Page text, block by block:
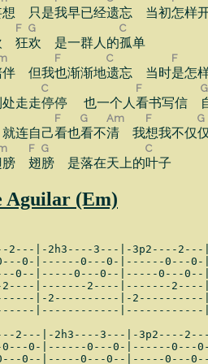
想 只是我早已经遗忘 当初怎样
F
狂
G
欢 是一群人的
C
孤单
伴 但我
F
也渐渐地
C
遗忘 当时
F
是怎
走走
C
停停 也一个人
F
看书写信
G
连自己
F
看也
G
看不
Am
清 我
F
想我不仅
G
膀
F
翅
G
膀 是落在天上的
C
叶子
Aguilar (Em)
2---|-2h3----3---|-3p2----2---|
0-|------0---0-|------0---0-|
0--|-----0---0--|-----0---0--|
|-------2----|-------2----|
|-2----------|-2----------|
|------------|------------|
2---|-2h3----3---|-3p2----
0-|------0---0-|------0---
0--|-----0---0--|-----0---